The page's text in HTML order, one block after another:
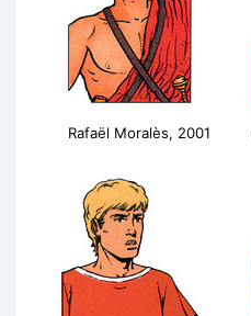
Rafaël Moralès, 2001